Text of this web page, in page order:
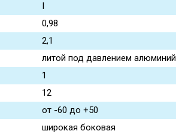
I
0,98
2,1
литой под давлением алюминий
1
12
от -60 до +50
широкая боковая